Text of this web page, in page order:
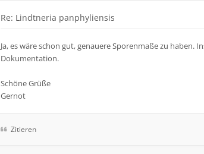
Re: Lindtneria panphyliensis
Ja, es wäre schon gut, genauere Sporenmaße zu
Dokumentation.
Schöne Grüße
Gernot
Zitieren